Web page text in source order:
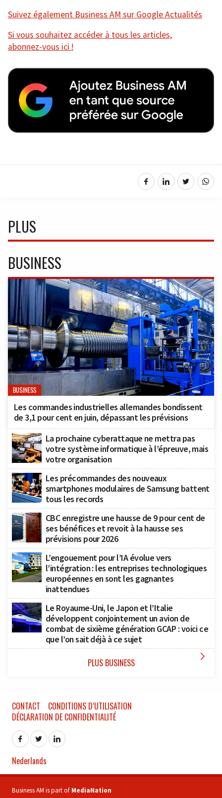
Suivez également Business AM sur Google Actualités
Si vous souhaitez accéder à tous les articles,
abonnez-vous ici !
PLUS
BUSINESS
BUSINESS
Les commandes industrielles allemandes bondissent
de 3,1 pour cent en juin, dépassant les prévisions
La prochaine cyberattaque ne mettra pas
votre système informatique à l’épreuve, mais
votre organisation
Les précommandes des nouveaux
smartphones modulaires de Samsung battent
tous les records
CBC enregistre une hausse de 9 pour cent de
ses bénéfices et revoit à la hausse ses
prévisions pour 2026
L’engouement pour l’IA évolue vers
l’intégration : les entreprises technologiques
européennes en sont les gagnantes
inattendues
Le Royaume-Uni, le Japon et l’Italie
développent conjointement un avion de
combat de sixième génération GCAP : voici ce
que l’on sait déjà à ce sujet
PLUS BUSINESS 
CONTACT
CONDITIONS D’UTILISATION
DÉCLARATION DE CONFIDENTIALITÉ
Nederlands
Business AM is part of MediaNation